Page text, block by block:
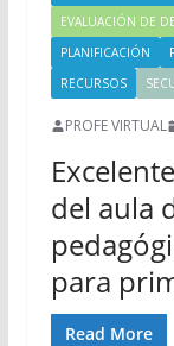
EVALUACIÓN DE
PLANIFICACIÓN
RECURSOS
PROFE VIRTUAL
del aula
para
Read More